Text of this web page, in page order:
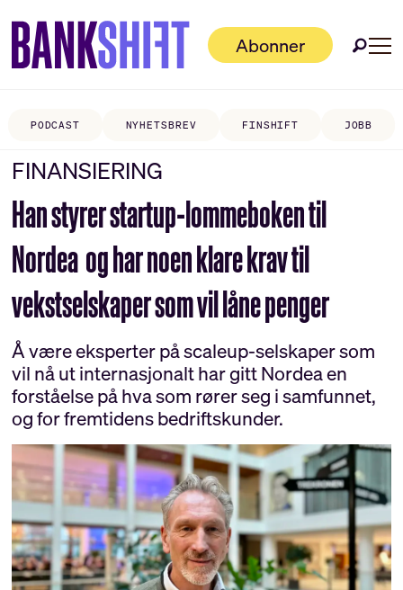
Abonner
PODCAST NYHETSBREV FINSHIFT JOBB
FINANSIERING
Han styrer startup-lommeboken til
Nordea og har noen klare krav til
vekstselskaper som vil låne penger
Å være eksperter på scaleup-selskaper som
vil nå ut internasjonalt har gitt Nordea en
forståelse på hva som rører seg i samfunnet,
og for fremtidens bedriftskunder.